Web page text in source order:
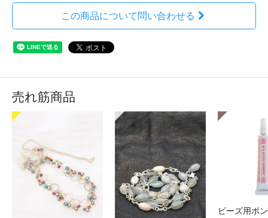
この商品について問い合わせる
売れ筋商品
ビーズ用ボ